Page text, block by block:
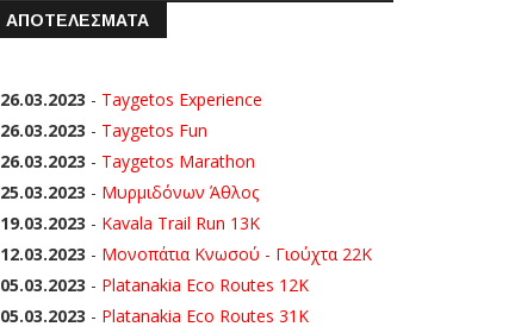
ΑΠΟΤΕΛΕΣΜΑΤΑ
26.03.2023 - Taygetos Experience
26.03.2023 - Taygetos Fun
26.03.2023 - Taygetos Marathon
25.03.2023 - Μυρμιδόνων Άθλος
19.03.2023 - Kavala Trail Run 13K
12.03.2023 - Μονοπάτια Κνωσού - Γιούχτα 22Κ
05.03.2023 - Platanakia Eco Routes 12K
05.03.2023 - Platanakia Eco Routes 31K